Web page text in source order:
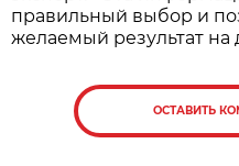
правильный выбор и
желаемый результат на
ОСТАВИТЬ